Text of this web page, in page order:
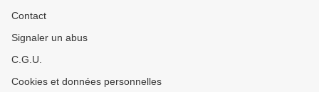
Contact
Signaler un abus
C.G.U.
Cookies et données personnelles